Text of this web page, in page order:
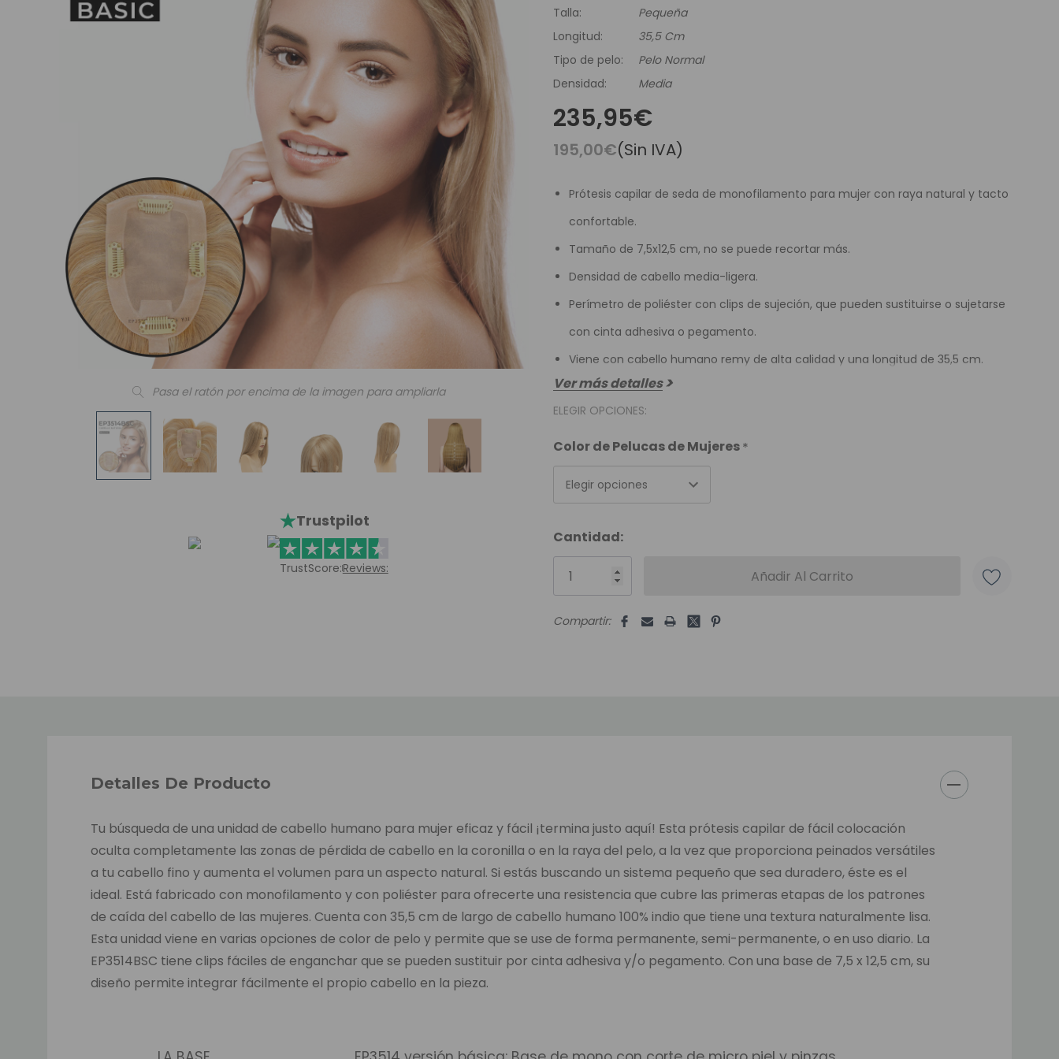
Comenzar Aqui
Contacto
Envíos Y Devoluciones
Catálogo De Colores
Pasa el ratón por encima de la imagen para ampliarla
Trustpilot
TrustScore:Reviews:
Talla:
Pequeña
Longitud:
35,5 Cm
Tipo de pelo:
Pelo Normal
Densidad:
Media
235,95€
195,00€(Sin IVA)
Prótesis capilar de seda de monofilamento para mujer con raya natural y tacto
confortable.
Tamaño de 7,5x12,5 cm, no se puede recortar más.
Densidad de cabello media-ligera.
Perímetro de poliéster con clips de sujeción, que pueden sustituirse o sujetarse
con cinta adhesiva o pegamento.
Viene con cabello humano remy de alta calidad y una longitud de 35,5 cm.
Ver más detalles
ELEGIR OPCIONES:
Color de Pelucas de Mujeres*
Elegir opciones
Unidades
disponibles:
Cantidad:
Compartir:
Detalles De Producto
Tu búsqueda de una unidad de cabello humano para mujer eficaz y fácil ¡termina justo aquí! Esta prótesis capilar de fácil colocación
oculta completamente las zonas de pérdida de cabello en la coronilla o en la raya del pelo, a la vez que proporciona peinados versátiles
a tu cabello fino y aumenta el volumen para un aspecto natural. Si estás buscando un sistema pequeño que sea duradero, éste es el
ideal. Está fabricado con monofilamento y con poliéster para ofrecerte una resistencia que cubre las primeras etapas de los patrones
de caída del cabello de las mujeres. Cuenta con 35,5 cm de largo de cabello humano 100% indio que tiene una textura naturalmente lisa.
Esta unidad viene en varias opciones de color de pelo y permite que se use de forma permanente, semi-permanente, o en uso diario. La
EP3514BSC tiene clips fáciles de enganchar que se pueden sustituir por cinta adhesiva y/o pegamento. Con una base de 7,5 x 12,5 cm, su
diseño permite integrar fácilmente el propio cabello en la pieza.